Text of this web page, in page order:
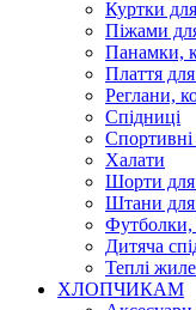
Куртки
Піжами
Панамки,
Плаття для
Реглани,
Спідниці
Спортивні
Халати
Шорти для
Штани для
Футболки,
Дитяча
Теплі
ХЛОПЧИКАМ